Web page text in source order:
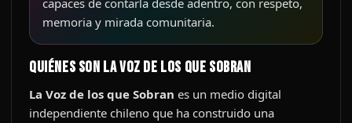
capaces de contarla desde adentro, con respeto,
memoria y mirada comunitaria.
Quiénes son La Voz de los que Sobran
La Voz de los que Sobran es un medio digital
independiente chileno que ha construido una